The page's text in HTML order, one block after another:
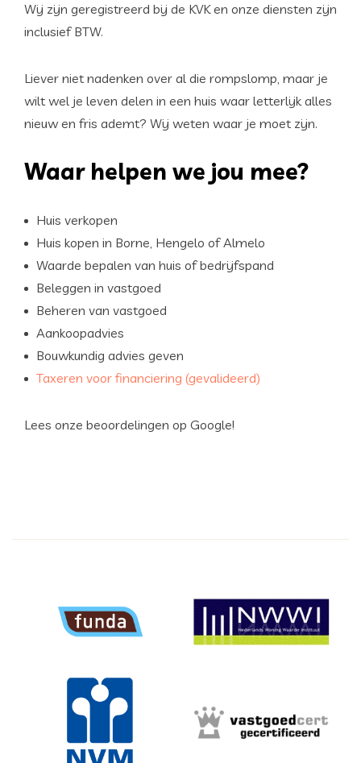
Wij zijn geregistreerd bij de KVK en onze diensten zijn
inclusief BTW.
Liever niet nadenken over al die rompslomp, maar je
wilt wel je leven delen in een huis waar letterlijk alles
nieuw en fris ademt? Wij weten waar je moet zijn.
Waar helpen we jou mee?
Huis verkopen
Huis kopen in Borne, Hengelo of Almelo
Waarde bepalen van huis of bedrijfspand
Beleggen in vastgoed
Beheren van vastgoed
Aankoopadvies
Bouwkundig advies geven
Taxeren voor financiering (gevalideerd)
Lees onze beoordelingen op Google!